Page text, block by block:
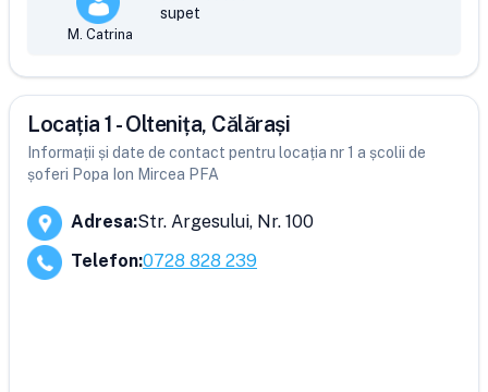
M. Catrina
supet
Locația 1 - Oltenița, Călărași
Informații și date de contact pentru locația nr 1 a școlii de
șoferi Popa Ion Mircea PFA
Adresa:Str. Argesului, Nr. 100
Telefon:0728 828 239